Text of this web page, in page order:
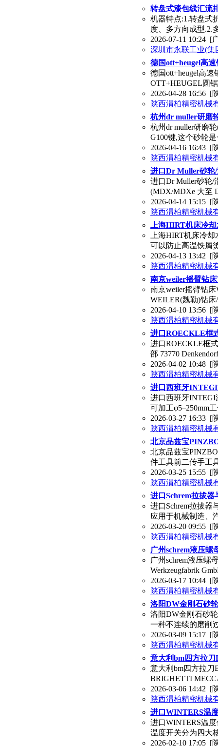
转盘式漆包线汇流
机器特点:1.转盘式
度、多方向成型.2.
2026-07-11 10:24 [
深圳市永联工业(集
德国ott+heugel高
德国ott+heugel高
OTT+HEUGEL圆
2026-04-28 16:56 [
陕西渭柏精密机械
杭州dr muller研磨
杭州dr muller研磨
G100键,这个砂轮
2026-04-16 16:43 [
陕西渭柏精密机械
进口Dr Muller砂轮
进口Dr Muller砂轮/
(MDX/MDXe 大至
2026-04-14 15:15 [
陕西渭柏精密机械
上海HIRT机床冷
上海HIRT机床冷
可以防止高温铁屑
2026-04-13 13:42 [
陕西渭柏精密机械
南京weiler摇臂钻
南京weiler摇臂钻
WEILER(魏勒)钻
2026-04-10 13:56 [
陕西渭柏精密机械
进口ROECKLE框
进口ROECKLE框
部 73770
2026-04-02 10:48 [
陕西渭柏精密机械
进口西班牙
进口西班牙INTEGI
可加工φ5–250mm
2026-03-27 16:33 [
陕西渭柏精密机械
北京品兹宝
北京品兹宝
件工具前二传手工
2026-03-25 15:55 [
陕西渭柏精密机械
进口Schrem拉拔
进口Schrem拉拔器
应用于机械制造、
2026-03-20 09:55 [
陕西渭柏精密机械
广州schrem液压螺
广州schrem液压螺
Werkzeugfabrik
2026-03-17 10:44 [
陕西渭柏精密机械
洛阳DW金刚石砂
洛阳DW金刚石砂
一种不连续的磨削
2026-03-09 15:17 [
陕西渭柏精密机械
意大利bm四方拉
意大利bm四方拉
BRIGHETTI
2026-03-06 14:42 [
陕西渭柏精密机械
进口WINTERS温
进口WINTERS温
温度开关分为四大
2026-02-10 17:05 [